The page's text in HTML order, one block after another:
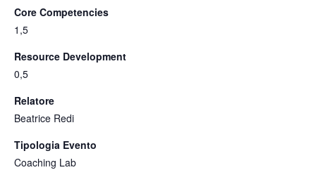
Core Competencies
1,5
Resource Development
0,5
Relatore
Beatrice Redi
Tipologia Evento
Coaching Lab